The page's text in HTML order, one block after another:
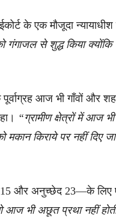
के एक मौजूदा न्यायाधीश
गंगाजल से शुद्ध किया
आज भी गाँवों और
“ग्रामीण क्षेत्रों में आज भी
मकान किराये पर नहीं दिए
15 और अनुच्छेद 23—के
आज भी अछूत प्रथा नहीं